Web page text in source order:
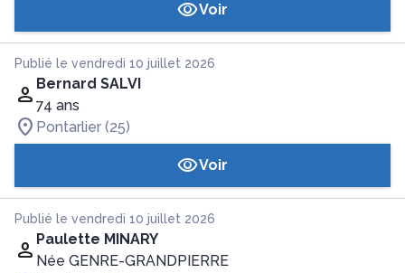
Voir
Publié le vendredi 10 juillet 2026
Bernard SALVI
74 ans
Pontarlier (25)
Voir
Publié le vendredi 10 juillet 2026
Paulette MINARY
Née GENRE-GRANDPIERRE